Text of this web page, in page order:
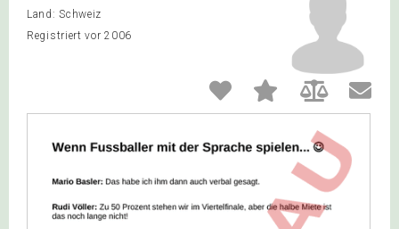
Land: Schweiz
Registriert vor 2006